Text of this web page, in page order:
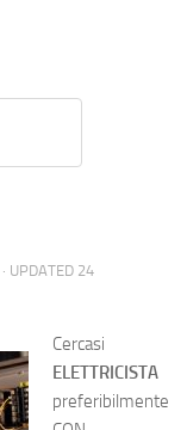
· UPDATED 24
Cercasi
ELETTRICISTA
preferibilmente